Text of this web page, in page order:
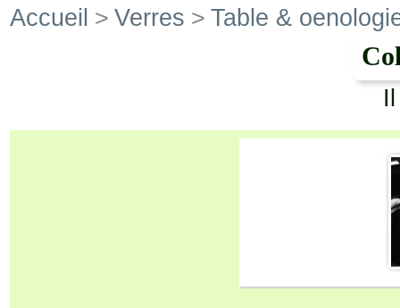
Accueil > Verres > Table &